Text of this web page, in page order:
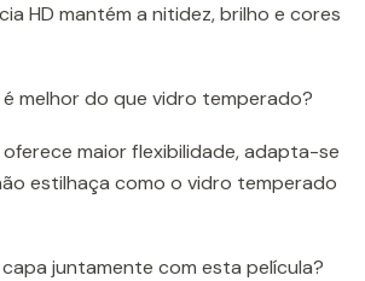
HD mantém a nitidez, brilho e cores
melhor do que vidro temperado?
maior flexibilidade, adapta-se
estilhaça como o vidro temperado
juntamente com esta película?